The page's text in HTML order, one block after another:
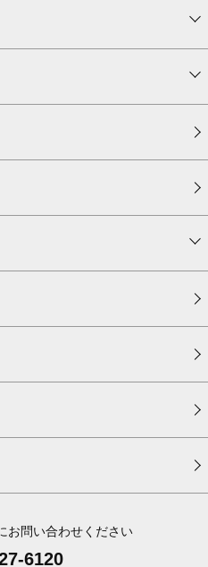
お問い合わせください
6120